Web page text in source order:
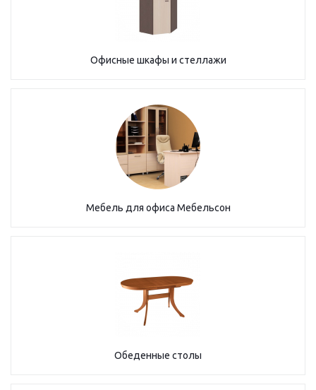
Офисные шкафы и стеллажи
Мебель для офиса Мебельсон
Обеденные столы